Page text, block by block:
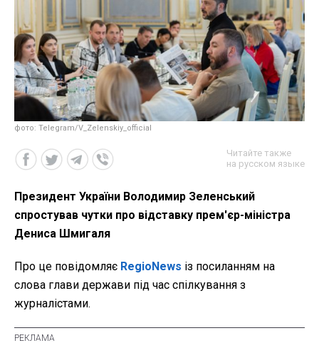
фото: Telegram/V_Zelenskiy_official
Читайте также
на русском языке
Президент України Володимир Зеленський
спростував чутки про відставку прем'єр-міністра
Дениса Шмигаля
Про це повідомляє RegioNews із посиланням на
слова глави держави під час спілкування з
журналістами.